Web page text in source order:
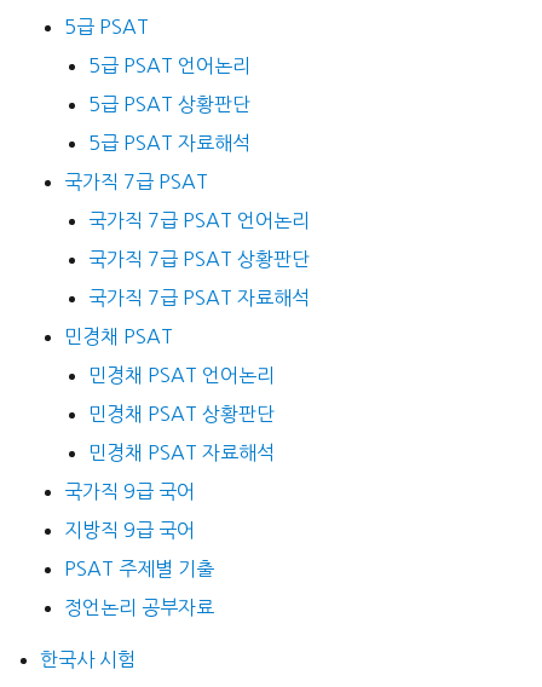
5급 PSAT
5급 PSAT 언어논리
5급 PSAT 상황판단
5급 PSAT 자료해석
국가직 7급 PSAT
국가직 7급 PSAT 언어논리
국가직 7급 PSAT 상황판단
국가직 7급 PSAT 자료해석
민경채 PSAT
민경채 PSAT 언어논리
민경채 PSAT 상황판단
민경채 PSAT 자료해석
국가직 9급 국어
지방직 9급 국어
PSAT 주제별 기출
정언논리 공부자료
한국사 시험